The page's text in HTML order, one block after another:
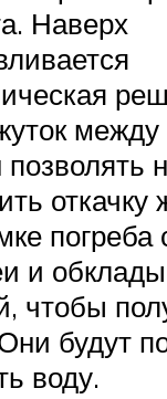
Наверх
между
откачку
погреба
и
чтобы
будут
воду.